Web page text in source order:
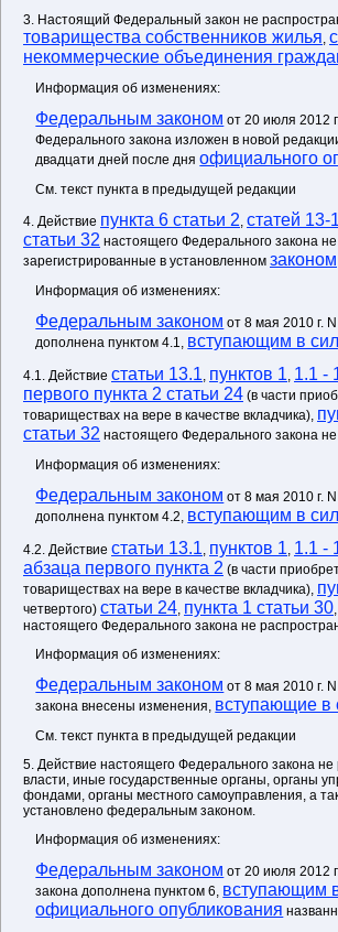
3. Настоящий Федеральный закон не
товарищества собственников жилья,
некоммерческие объединения
Информация об изменениях:
Федеральным законом от 20 июля 2012
Федерального закона изложен в новой
двадцати дней после дняофициального
См. текст пункта в предыдущей редакции
4. Действие пункта 6 статьи 2, статей 13-
статьи 32 настоящего Федерального закона
зарегистрированные в установленном законом
Информация об изменениях:
Федеральным законом от 8 мая 2010 г.
дополнена пунктом 4.1, вступающим в
4.1. Действие статьи 13.1, пунктов 1, 1.1 -
первого пункта 2 статьи 24 (в части
товариществах на вере в качестве вкладчика),
статьи 32 настоящего Федерального закона
Информация об изменениях:
Федеральным законом от 8 мая 2010 г.
дополнена пунктом 4.2, вступающим в
4.2. Действие статьи 13.1, пунктов 1, 1.1 -
абзаца первого пункта 2 (в части
товариществах на вере в качестве вкладчика),
четвертого) статьи 24, пункта 1 статьи 30,
настоящего Федерального закона не
Информация об изменениях:
Федеральным законом от 8 мая 2010 г.
закона внесены изменения, вступающие в
См. текст пункта в предыдущей редакции
5. Действие настоящего Федерального закона
власти, иные государственные органы, органы
фондами, органы местного самоуправления, а
установлено федеральным законом.
Информация об изменениях:
Федеральным законом от 20 июля 2012
закона дополнена пунктом 6, вступающим
официального опубликования